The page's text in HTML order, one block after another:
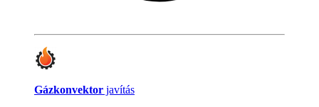
Gázkonvektor javítás